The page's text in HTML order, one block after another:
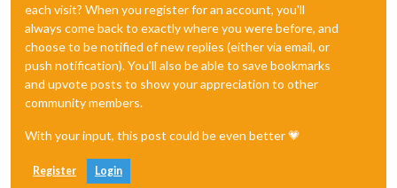
each visit? When you register for an account, you'll
always come back to exactly where you were before, and
choose to be notified of new replies (either via email, or
push notification). You'll also be able to save bookmarks
and upvote posts to show your appreciation to other
community members.
With your input, this post could be even better 💗
Register Login